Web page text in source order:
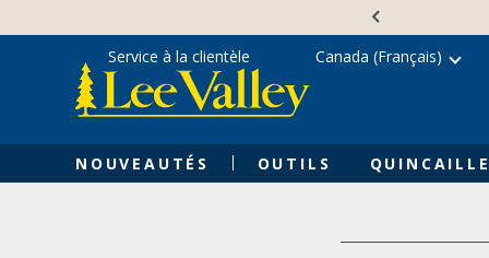
content
NOUVEAUTÉS OUTILS
Service à la clientèle Canada (Français)